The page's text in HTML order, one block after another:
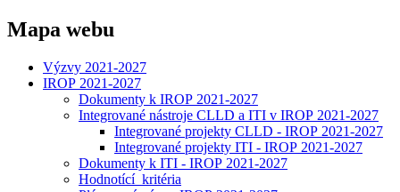
Mapa webu
Výzvy 2021-2027
IROP 2021-2027
Dokumenty k IROP 2021-2027
Integrované nástroje CLLD a ITI v IROP 2021-2027
Integrované projekty CLLD - IROP 2021-2027
Integrované projekty ITI - IROP 2021-2027
Dokumenty k ITI - IROP 2021-2027
Hodnotící kritéria